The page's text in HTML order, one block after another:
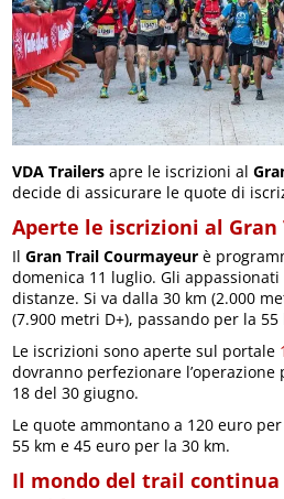
VDA Trailers apre le iscrizioni al
decide di assicurare le quote di
Aperte le iscrizioni al
IlGran Trail Courmayeur è
domenica 11 luglio. Gli
distanze. Si va dalla 30 km (2.000
(7.900 metri D+), passando per la 55
Le iscrizioni sono aperte sul portale
dovranno perfezionare
18 del 30 giugno.
Le quote ammontano a 120 euro
55 km e 45 euro per la 30 km.
Il mondo del trail